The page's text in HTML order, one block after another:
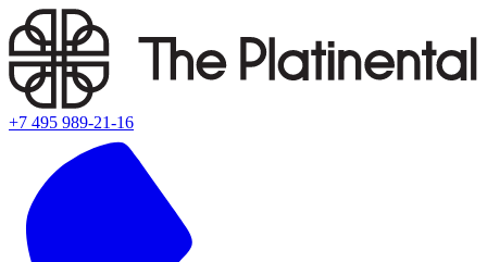
+7 495 989-21-16